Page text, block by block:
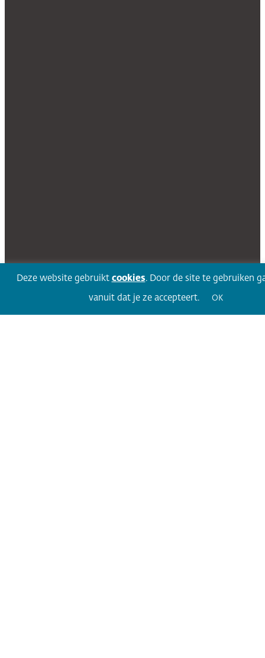
Deze website gebruikt cookies. Door de site te gebruiken
vanuit dat je ze accepteert. OK